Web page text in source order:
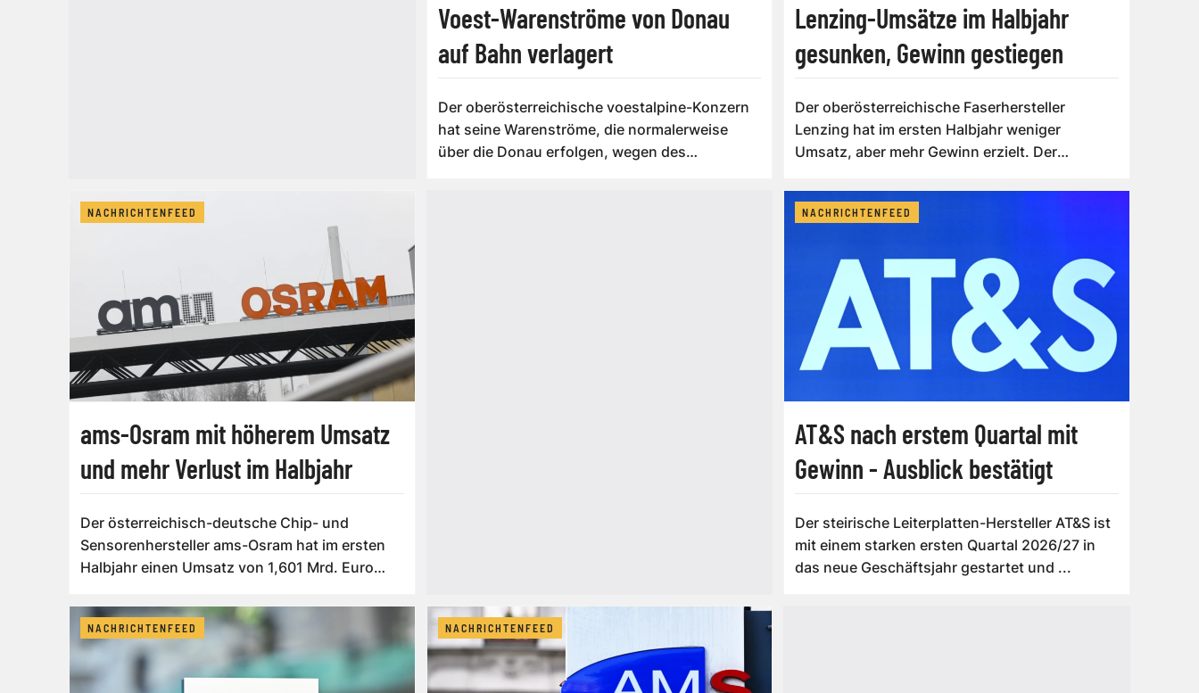
Voest-Warenströme von Donau
auf Bahn verlagert
Der oberösterreichische voestalpine-Konzern
hat seine Warenströme, die normalerweise
über die Donau erfolgen, wegen des
Lenzing-Umsätze im Halbjahr
gesunken, Gewinn gestiegen
Der oberösterreichische Faserhersteller
Lenzing hat im ersten Halbjahr weniger
Umsatz, aber mehr Gewinn erzielt. Der
NACHRICHTENFEED
ams-Osram mit höherem Umsatz
und mehr Verlust im Halbjahr
Der österreichisch-deutsche Chip- und
Sensorenhersteller ams-Osram hat im ersten
Halbjahr einen Umsatz von 1,601 Mrd. Euro
NACHRICHTENFEED
AT&S nach erstem Quartal mit
Gewinn - Ausblick bestätigt
Der steirische Leiterplatten-Hersteller AT&S ist
mit einem starken ersten Quartal 2026/27 in
das neue Geschäftsjahr gestartet und ...
NACHRICHTENFEED NACHRICHTENFEED